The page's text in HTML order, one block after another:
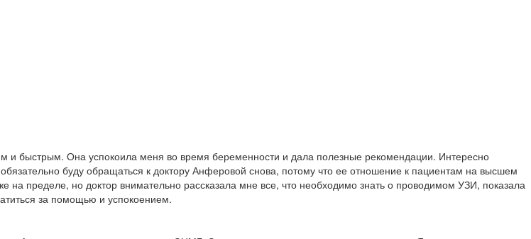
быстрым. Она успокоила меня во время беременности и дала полезные рекомендации. Интересно
буду обращаться к доктору Анферовой снова, потому что ее отношение к пациентам на высшем
пределе, но доктор внимательно рассказала мне все, что необходимо знать о проводимом УЗИ, показала
за помощью и успокоением.